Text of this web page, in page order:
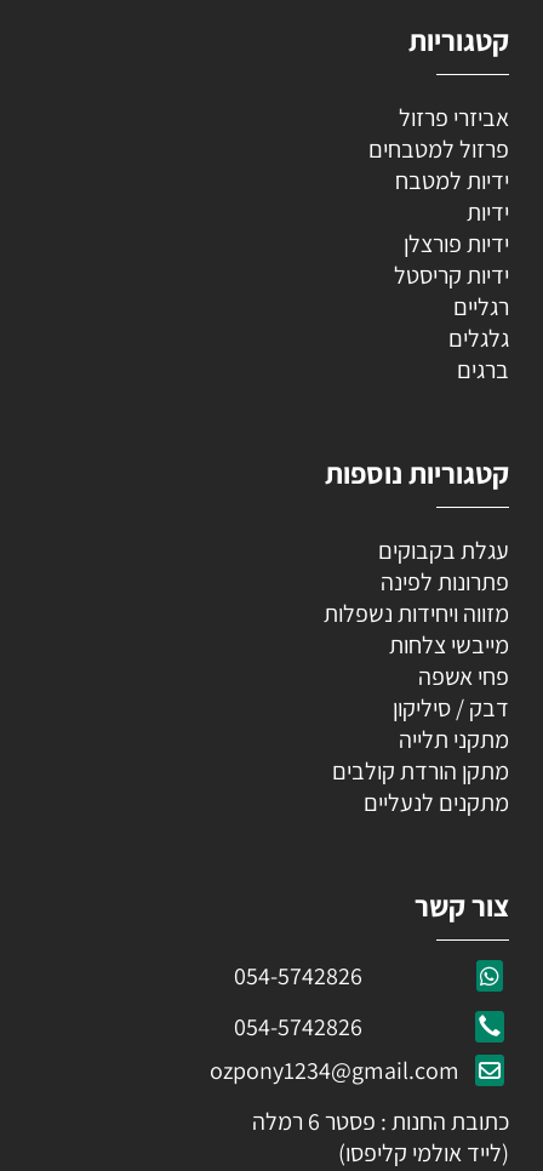
קטגוריות
אביזרי פרזול
פרזול למטבחים
ידיות למטבח
ידיות
ידיות פורצלן
ידיות קריסטל
רגליים
גלגלים
ברגים
קטגוריות נוספות
עגלת בקבוקים
פתרונות לפינה
מזווה ויחידות נשפלות
מייבשי צלחות
פחי אשפה
דבק / סיליקון
מתקני תלייה
מתקן הורדת קולבים
מתקנים לנעליים
צור קשר
054-5742826
054-5742826
ozpony1234@gmail.com
כתובת החנות : פסטר 6 רמלה
(לייד אולמי קליפסו)